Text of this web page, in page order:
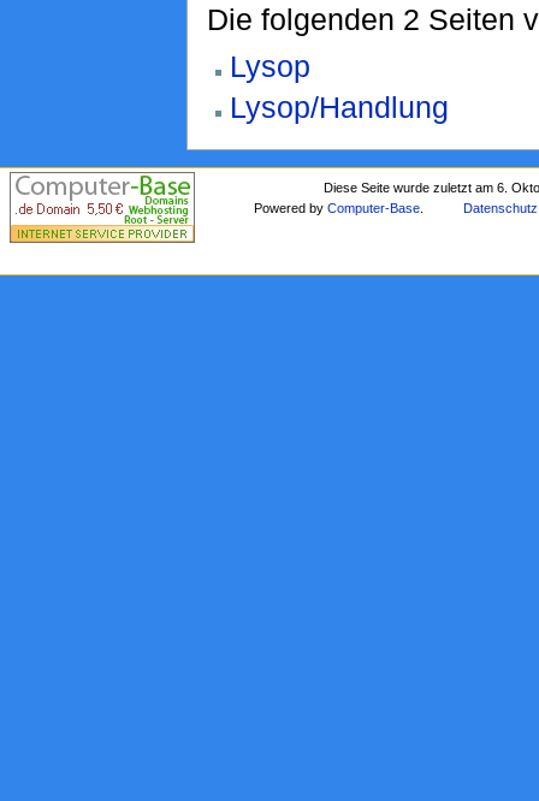
Die folgenden 2 Seiten
Lysop
Lysop/Handlung
Diese Seite wurde zuletzt am 6.
Powered byComputer-Base Datenschutz